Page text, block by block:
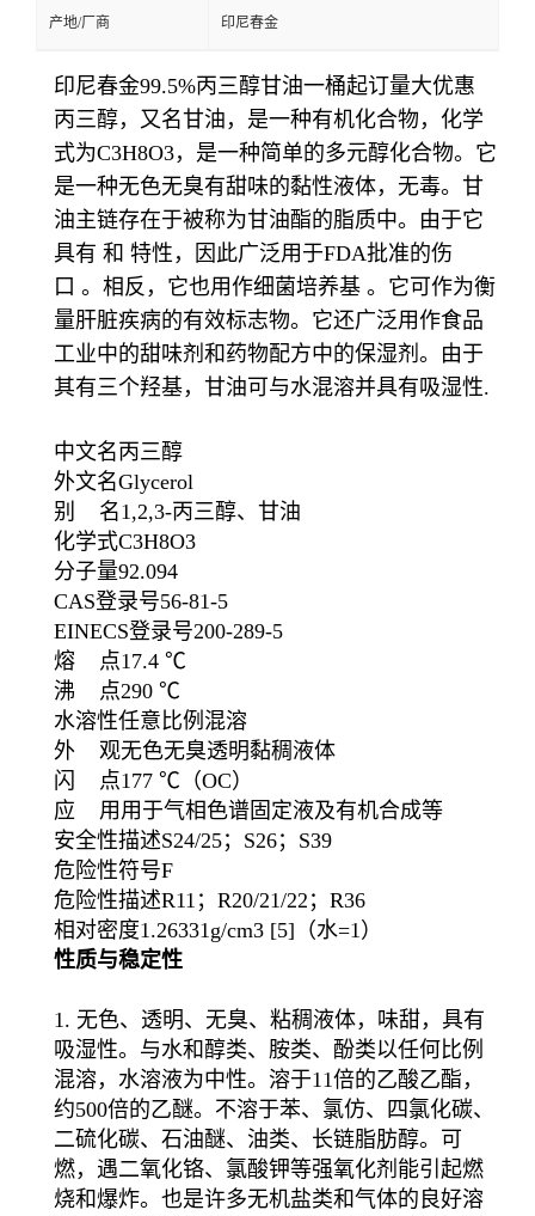
产地/厂商 印尼春金
印尼春金99.5%丙三醇甘油一桶起订量大优惠
丙三醇，又名甘油，是一种有机化合物，化学
式为C3H8O3，是一种简单的多元醇化合物。它
是一种无色无臭有甜味的黏性液体，无毒。甘
油主链存在于被称为甘油酯的脂质中。由于它
具有 和 特性，因此广泛用于FDA批准的伤
口 。相反，它也用作细菌培养基 。它可作为衡
量肝脏疾病的有效标志物。它还广泛用作食品
工业中的甜味剂和药物配方中的保湿剂。由于
其有三个羟基，甘油可与水混溶并具有吸湿性.
中文名丙三醇
外文名Glycerol
别 名1,2,3-丙三醇、甘油
化学式C3H8O3
分子量92.094
CAS登录号56-81-5
EINECS登录号200-289-5
熔 点17.4 ℃
沸 点290 ℃
水溶性任意比例混溶
外 观无色无臭透明黏稠液体
闪 点177 ℃（OC）
应 用用于气相色谱固定液及有机合成等
安全性描述S24/25；S26；S39
危险性符号F
危险性描述R11；R20/21/22；R36
相对密度1.26331g/cm3 [5]（水=1）
性质与稳定性
1. 无色、透明、无臭、粘稠液体，味甜，具有
吸湿性。与水和醇类、胺类、酚类以任何比例
混溶，水溶液为中性。溶于11倍的乙酸乙酯，
约500倍的乙醚。不溶于苯、氯仿、四氯化碳、
二硫化碳、石油醚、油类、长链脂肪醇。可
燃，遇二氧化铬、氯酸钾等强氧化剂能引起燃
烧和爆炸。也是许多无机盐类和气体的良好溶